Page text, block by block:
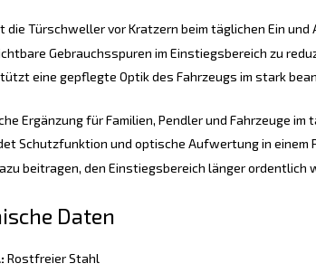
die Türschweller vor Kratzern beim täglichen Ein und
Gebrauchsspuren im Einstiegsbereich zu
eine gepflegte Optik des Fahrzeugs im stark
Ergänzung für Familien, Pendler und Fahrzeuge im
Schutzfunktion und optische Aufwertung in einem
beitragen, den Einstiegsbereich länger ordentlich
Daten
Rostfreier Stahl